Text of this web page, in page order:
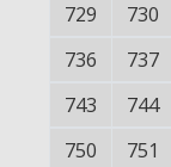
729
730
736
737
743
744
750
751